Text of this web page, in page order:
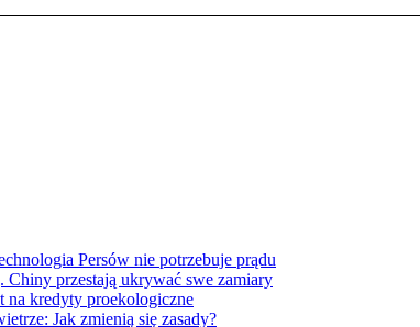
Persów nie potrzebuje prądu
przestają ukrywać swe zamiary
na kredyty proekologiczne
Jak zmienią się zasady?